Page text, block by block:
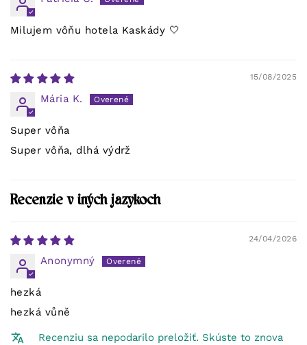
Milujem vôňu hotela Kaskády 🤍
15/08/2025
Mária K.
Super vôňa
Super vôňa, dlhá výdrž
Recenzie v iných jazykoch
24/04/2026
Anonymný
hezká
hezká vůně
Recenziu sa nepodarilo preložiť. Skúste to znova